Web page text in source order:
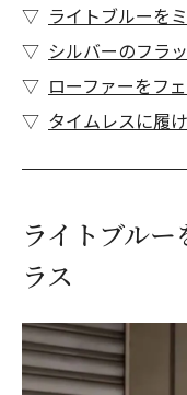
ライトブルーを
シルバーのフラ
ローファーをフ
タイムレスに履
ライトブル
ラス